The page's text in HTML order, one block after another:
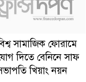
সামাজিক ফোরামে
দিতে বেনিনে সাফ
খিয়াং নয়ন